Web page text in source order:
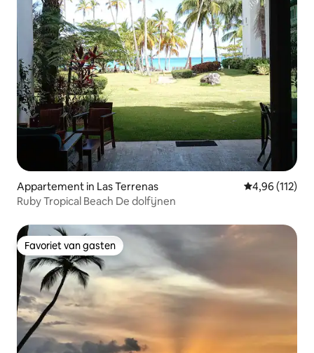
Appartement in Las Terrenas Gemiddelde
4,96 (112)
Ruby Tropical Beach De dolfijnen
Favoriet van gasten
Favoriet van gasten